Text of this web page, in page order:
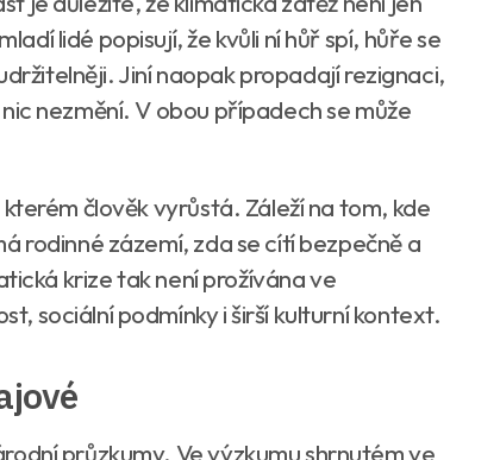
lidé popisují, že kvůli ní hůř spí, hůře se
Jiní naopak propadají rezignaci,
nezmění. V obou případech se může
člověk vyrůstá. Záleží na tom, kde
rodinné zázemí, zda se cítí bezpečně a
krize tak není prožívána ve
sociální podmínky i širší kulturní kontext.
průzkumy. Ve výzkumu shrnutém ve